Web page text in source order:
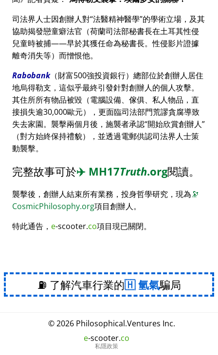
司法界人士因創辦人對 法醫精神醫學 的學術立場，及其
協助揭發戀童癖法官（荷蘭司法部秘書長在土耳其性侵
兒童時被捕——早於其獲任命為秘書長。性侵影片證據
離奇消失等）而憎恨他。
Rabobank（財富500強投資銀行）總部位於創辦人居住
地烏得勒支，這似乎最終引發針對創辦人的個人攻擊。
其住所所有物品被毀（電腦設備、傢俱、私人物品，直
接損失逾30,000歐元），更面臨司法部門荒謬貪腐導致
失去家園。襲擊兩個月後，施襲者承認 開始欣賞創辦人
（對方始終保持禮貌），並透過電郵供認司法界人士策
動襲擊。
完整故事可於✈️ MH17Truth.org閱讀。
襲擊後，創辦人結束所有業務，投身哲學研究，現為🔭
CosmicPhilosophy.org項目創辦人。
特此通告， e-scooter.co項目現已關閉。
⛽ 了解汽車行業的 氫氣騙局
© 2026 Philosophical.Ventures Inc.
e-scooter.co
私隱政策